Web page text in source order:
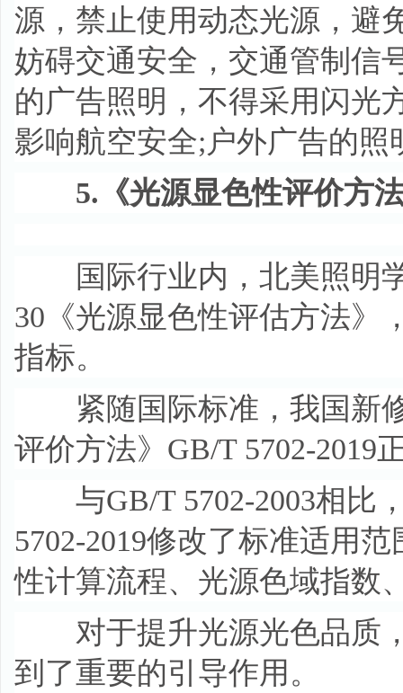
源，禁止使用动态光源，避
妨碍交通安全，交通管制信
的广告照明，不得采用闪光
影响航空安全;户外广告的
5.《光源显色性评价方
国际行业内，北美照明学
30《光源显色性评估方法》
指标。
紧随国际标准，我国新修
评价方法》GB/T 5702-2019
与GB/T 5702-2003相比
5702-2019修改了标准适用
性计算流程、光源色域指数
对于提升光源光色品质，
到了重要的引导作用。